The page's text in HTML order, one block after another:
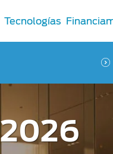
Tecnologías